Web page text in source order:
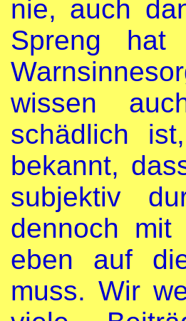
nie, auch
Spreng
wissen
schädlich
bekannt,
subjektiv
dennoch mit
eben auf
muss. Wir